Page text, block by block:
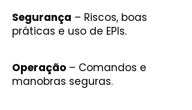
Segurança – Riscos, boas
práticas e uso de EPIs.
Operação – Comandos e
manobras seguras.